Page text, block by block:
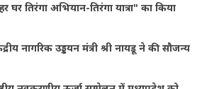
घर तिरंगा अभियान-तिरंगा यात्रा" का किया
नागरिक उड्डयन मंत्री श्री नायडू ने की सौजन्य